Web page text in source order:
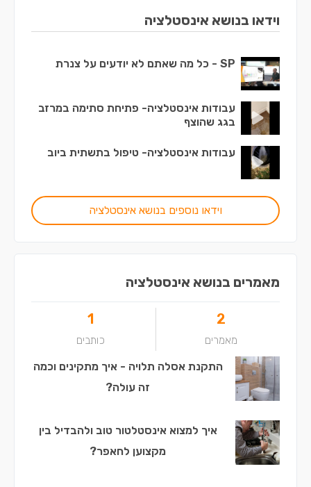
וידאו בנושא אינסטלציה
SP - כל מה שאתם לא יודעים על צנרת
עבודות אינסטלציה- פתיחת סתימה במרזב
בגג שהוצף
עבודות אינסטלציה- טיפול בתשתית ביוב
וידאו נוספים בנושא אינסטלציה
מאמרים בנושא אינסטלציה
2
מאמרים
1
כותבים
התקנת אסלה תלויה - איך מתקינים וכמה
זה עולה?
איך למצוא אינסטלטור טוב ולהבדיל בין
מקצוען לחאפר?